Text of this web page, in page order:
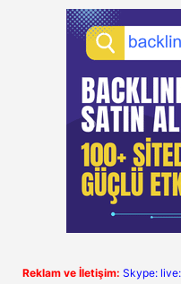
Reklam ve İletişim: Skype: